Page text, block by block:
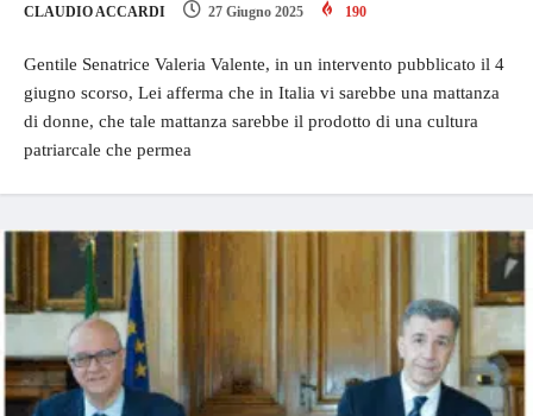
CLAUDIO ACCARDI 27 Giugno 2025 190
Gentile Senatrice Valeria Valente, in un intervento pubblicato il 4
giugno scorso, Lei afferma che in Italia vi sarebbe una mattanza
di donne, che tale mattanza sarebbe il prodotto di una cultura
patriarcale che permea